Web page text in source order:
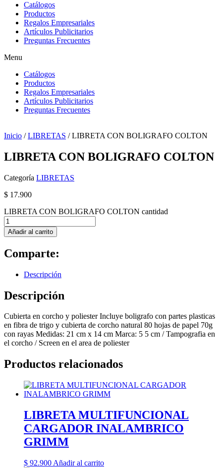
Catálogos
Productos
Regalos Empresariales
Artículos Publicitarios
Preguntas Frecuentes
Menu
Catálogos
Productos
Regalos Empresariales
Artículos Publicitarios
Preguntas Frecuentes
Inicio /LIBRETAS / LIBRETA CON BOLIGRAFO COLTON
LIBRETA CON BOLIGRAFO COLTON
Categoría LIBRETAS
$ 17.900
LIBRETA CON BOLIGRAFO COLTON cantidad
Añadir al carrito
Comparte:
Descripción
Descripción
Cubierta en corcho y poliester Incluye boligrafo con partes plasticas
en fibra de trigo y cubierta de corcho natural 80 hojas de papel 70g
con rayas Medidas: 21 cm x 14 cm Marca: 5 5 cm / Tampografia en
el corcho / Screen en el area de poliester
Productos relacionados
LIBRETA MULTIFUNCIONAL
CARGADOR INALAMBRICO
GRIMM
$ 92.900 Añadir al carrito